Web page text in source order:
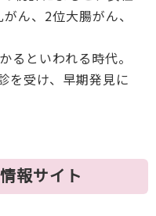
ん、2位大腸がん、
るといわれる時代。
を受け、早期発見に
報サイト